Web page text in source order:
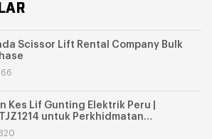
Scissor Lift Rental Company Bulk
Kes Lif Gunting Elektrik Peru |
untuk Perkhidmatan
Taman Perindustrian